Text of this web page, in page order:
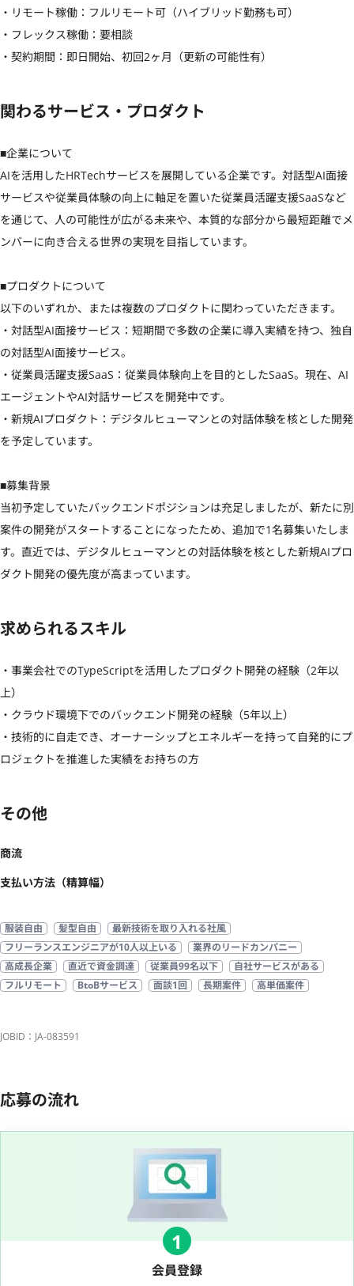
・リモート稼働：フルリモート可（ハイブリッド勤務も可）
・フレックス稼働：要相談
・契約期間：即日開始、初回2ヶ月（更新の可能性有）
関わるサービス・プロダクト
■企業について
AIを活用したHRTechサービスを展開している企業です。対話型AI面接
サービスや従業員体験の向上に軸足を置いた従業員活躍支援SaaSなど
を通じて、人の可能性が広がる未来や、本質的な部分から最短距離でメ
ンバーに向き合える世界の実現を目指しています。
■プロダクトについて
以下のいずれか、または複数のプロダクトに関わっていただきます。
・対話型AI面接サービス：短期間で多数の企業に導入実績を持つ、独自
の対話型AI面接サービス。
・従業員活躍支援SaaS：従業員体験向上を目的としたSaaS。現在、AI
エージェントやAI対話サービスを開発中です。
・新規AIプロダクト：デジタルヒューマンとの対話体験を核とした開発
を予定しています。
■募集背景
当初予定していたバックエンドポジションは充足しましたが、新たに別
案件の開発がスタートすることになったため、追加で1名募集いたしま
す。直近では、デジタルヒューマンとの対話体験を核とした新規AIプロ
ダクト開発の優先度が高まっています。
求められるスキル
・事業会社でのTypeScriptを活用したプロダクト開発の経験（2年以
上）
・クラウド環境下でのバックエンド開発の経験（5年以上）
・技術的に自走でき、オーナーシップとエネルギーを持って自発的にプ
ロジェクトを推進した実績をお持ちの方
その他
商流
支払い方法（精算幅）
服装自由 髪型自由
最新技術を取り入れる社風
フリーランスエンジニアが10人以上いる
業界のリードカンパニー
高成長企業
直近で資金調達 従業員99名以下
自社サービスがある
フルリモート
BtoBサービス 面談1回 長期案件 高単価案件
JOBID：JA-083591
応募の流れ
1
会員登録